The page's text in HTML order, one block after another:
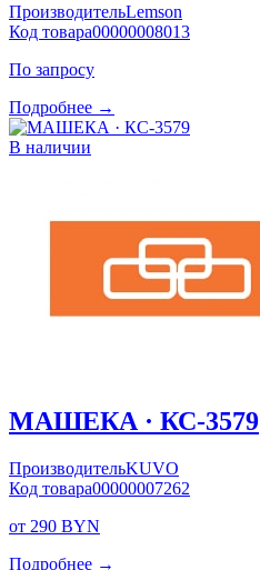
ПроизводительLemson
Код товара00000008013
По запросу
Подробнее →
В наличии
МАШЕКА · КС-3579
ПроизводительKUVO
Код товара00000007262
от 290 BYN
Подробнее →